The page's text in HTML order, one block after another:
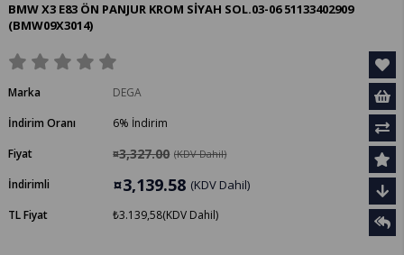
BMW X3 E83 ÖN PANJUR KROM SİYAH SOL.03-06 51133402909
(BMW09X3014)
Marka
DEGA
İndirim Oranı
%
6
İndirim
Fiyat
¤3,327.00 (KDV Dahil)
İndirimli ¤3,139.58 (KDV Dahil)
TL Fiyat ₺3.139,58(KDV Dahil)